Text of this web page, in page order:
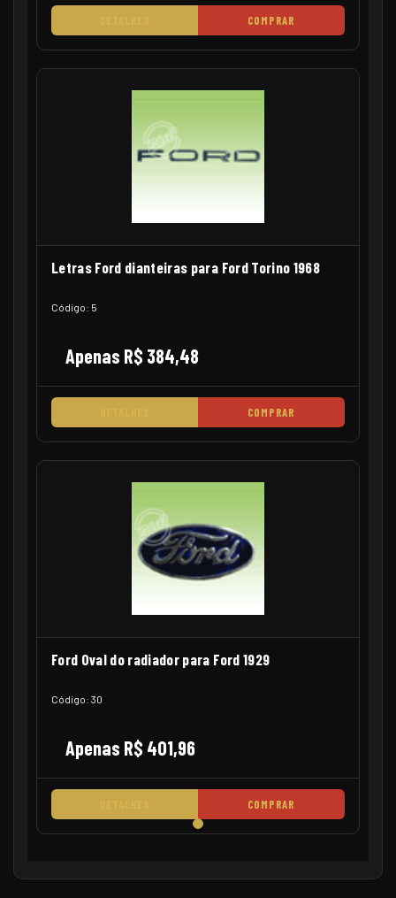
COMPRAR
Letras Ford dianteiras para Ford Torino 1968
Código: 5
Apenas R$ 384,48
COMPRAR
Ford Oval do radiador para Ford 1929
Código: 30
Apenas R$ 401,96
COMPRAR